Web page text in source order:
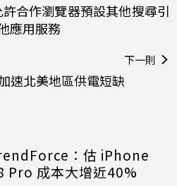
合作瀏覽器預設其他搜尋引
應用服務
下一則
速北美地區供電短缺
：估 iPhone
Pro 成本大增近40%